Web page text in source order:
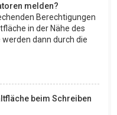
melden?
Berechtigungen
in der Nähe des
dann durch die
beim Schreiben